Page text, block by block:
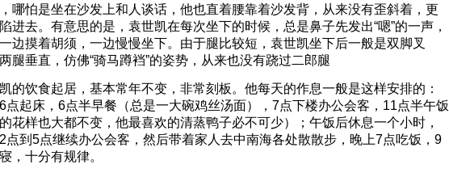
哪怕是坐在沙发上和人谈话，他也直着腰靠着沙发背，从来没有歪斜着，更
进去。有意思的是，袁世凯在每次坐下的时候，总是鼻子先发出“嗯”的一声，
边摸着胡须，一边慢慢坐下。由于腿比较短，袁世凯坐下后一般是双脚叉
腿垂直，仿佛“骑马蹲裆”的姿势，从来也没有跷过二郎腿
的饮食起居，基本常年不变，非常刻板。他每天的作息一般是这样安排的：
点起床，6点半早餐（总是一大碗鸡丝汤面），7点下楼办公会客，11点半午饭
的花样也大都不变，他最喜欢的清蒸鸭子必不可少）；午饭后休息一个小时，
点到5点继续办公会客，然后带着家人去中南海各处散散步，晚上7点吃饭，9
，十分有规律。